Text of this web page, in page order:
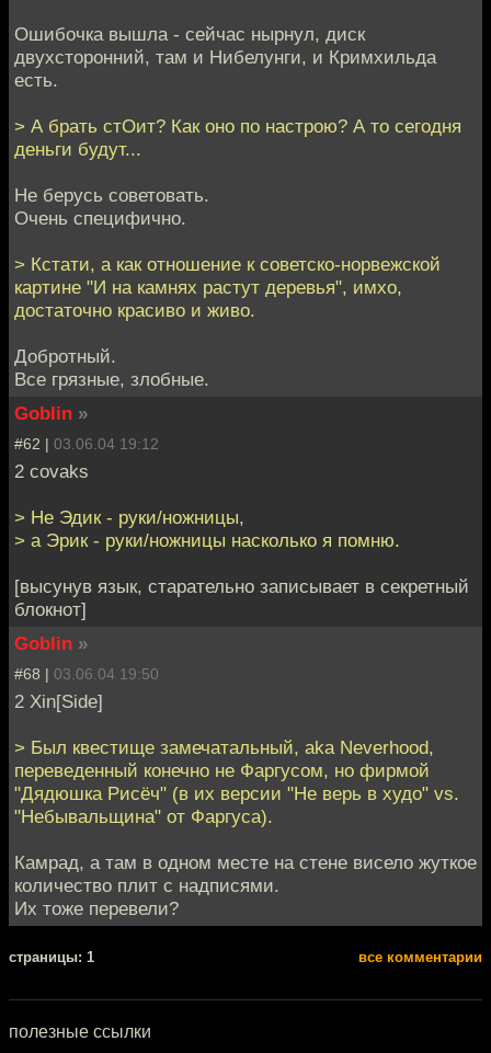
Ошибочка вышла - сейчас нырнул, диск
двухсторонний, там и Нибелунги, и Кримхильда
есть.
> А брать стОит? Как оно по настрою? А то сегодня
деньги будут...
Не берусь советовать.
Очень специфично.
> Кстати, а как отношение к советско-норвежской
картине "И на камнях растут деревья", имхо,
достаточно красиво и живо.
Добротный.
Все грязные, злобные.
Goblin »
#62 | 03.06.04 19:12
2 covaks
> Не Эдик - руки/ножницы,
> а Эрик - руки/ножницы насколько я помню.
[высунув язык, старательно записывает в секретный
блокнот]
Goblin »
#68 | 03.06.04 19:50
2 Xin[Side]
> Был квестище замечатальный, aka Neverhood,
переведенный конечно не Фаргусом, но фирмой
"Дядюшка Рисёч" (в их версии "Не верь в худо" vs.
"Небывальщина" от Фаргуса).
Камрад, а там в одном месте на стене висело жуткое
количество плит с надписями.
Их тоже перевели?
cтраницы: 1 все комментарии
полезные ссылки